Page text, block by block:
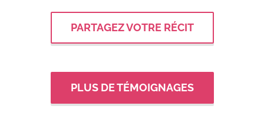
PARTAGEZ VOTRE RÉCIT
PLUS DE TÉMOIGNAGES